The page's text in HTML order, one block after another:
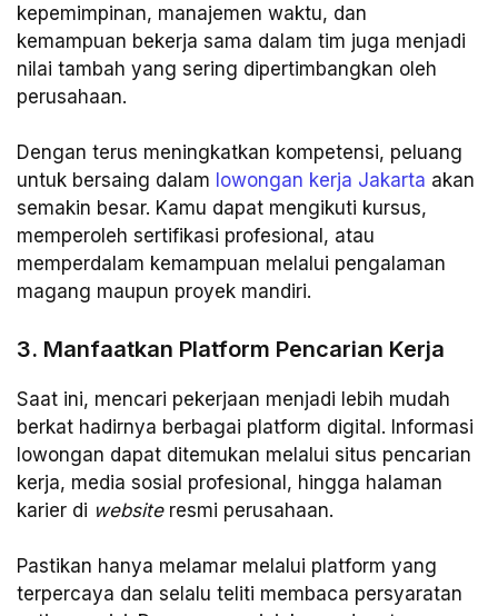
kepemimpinan, manajemen waktu, dan
kemampuan bekerja sama dalam tim juga menjadi
nilai tambah yang sering dipertimbangkan oleh
perusahaan.
Dengan terus meningkatkan kompetensi, peluang
untuk bersaing dalam lowongan kerja Jakarta akan
semakin besar. Kamu dapat mengikuti kursus,
memperoleh sertifikasi profesional, atau
memperdalam kemampuan melalui pengalaman
magang maupun proyek mandiri.
3. Manfaatkan Platform Pencarian Kerja
Saat ini, mencari pekerjaan menjadi lebih mudah
berkat hadirnya berbagai platform digital. Informasi
lowongan dapat ditemukan melalui situs pencarian
kerja, media sosial profesional, hingga halaman
karier di websiteresmi perusahaan.
Pastikan hanya melamar melalui platform yang
terpercaya dan selalu teliti membaca persyaratan